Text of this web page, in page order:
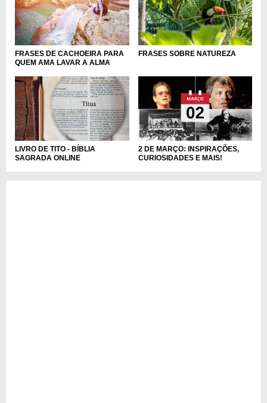
FRASES DE CACHOEIRA PARA
QUEM AMA LAVAR A ALMA
FRASES SOBRE NATUREZA
LIVRO DE TITO - BÍBLIA
SAGRADA ONLINE
2 DE MARÇO: INSPIRAÇÕES,
CURIOSIDADES E MAIS!